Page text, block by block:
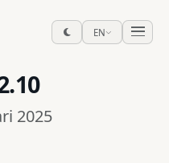
EN
2025